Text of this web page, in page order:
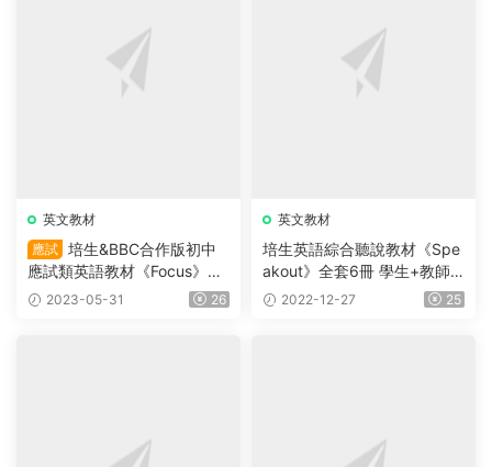
英文教材
應試 培生&BBC合作版初中
應試類英語教材《Focus》第
2版的1，2，4，學生書+教師
2023-05-31 26
英文教材
培生英語綜合聽說教材《Spe
akout》全套6冊 學生+教師
用書+練習冊+音頻+測試卷
2022-12-27 25